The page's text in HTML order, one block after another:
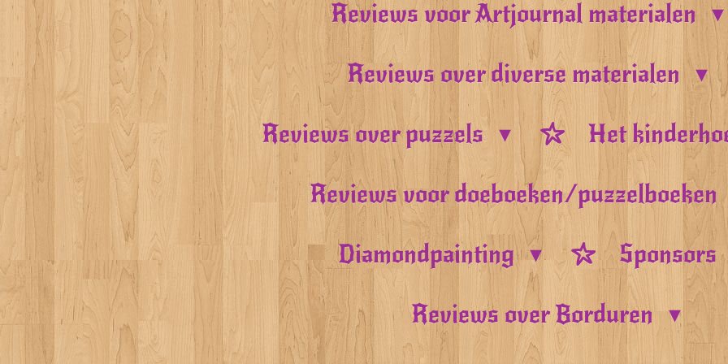
Reviews voor Artjournal materialen
Reviews over diverse materialen
Reviews over puzzels Het
Reviews voor doeboeken/puzzelboeken
Diamondpainting Sponsors
Reviews over Borduren